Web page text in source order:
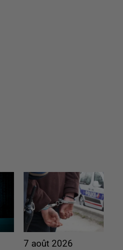
7 août 2026